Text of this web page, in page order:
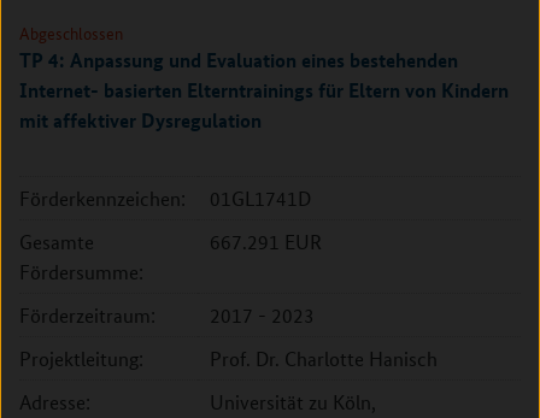
Abgeschlossen
TP 4: Anpassung und Evaluation eines bestehenden
Internet- basierten Elterntrainings für Eltern von Kindern
mit affektiver Dysregulation
Förderkennzeichen:
01GL1741D
Gesamte
Fördersumme:
667.291 EUR
Förderzeitraum:
2017 - 2023
Projektleitung:
Prof. Dr. Charlotte Hanisch
Adresse:
Universität zu Köln,